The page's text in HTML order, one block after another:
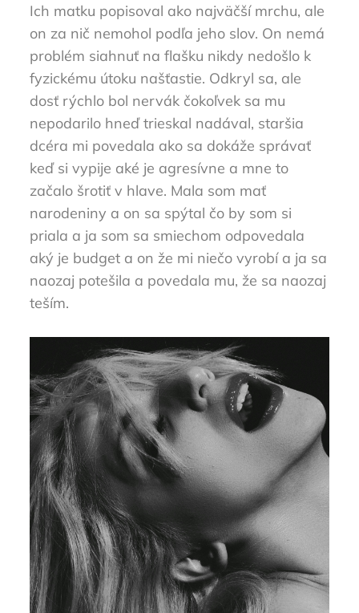
Ich matku popisoval ako najväčší mrchu, ale
on za nič nemohol podľa jeho slov. On nemá
problém siahnuť na flašku nikdy nedošlo k
fyzickému útoku našťastie. Odkryl sa, ale
dosť rýchlo bol nervák čokoľvek sa mu
nepodarilo hneď trieskal nadával, staršia
dcéra mi povedala ako sa dokáže správať
keď si vypije aké je agresívne a mne to
začalo šrotiť v hlave. Mala som mať
narodeniny a on sa spýtal čo by som si
priala a ja som sa smiechom odpovedala
aký je budget a on že mi niečo vyrobí a ja sa
naozaj potešila a povedala mu, že sa naozaj
teším.